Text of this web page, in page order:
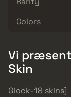
Colors
Vi
Skin
Glock-18 skins]